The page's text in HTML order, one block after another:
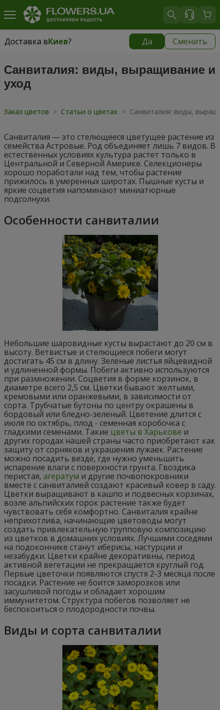
Доставка вКиев? Да Сменить
Доставка вКиев
Санвиталия: виды, выращивание и
уход
Заказ цветов > Статьи о цветах > Санвиталия: виды,
Санвиталия — это стелющееся цветущее растение из
семейства Астровые. Род объединяет лишь 7 видов. В
естественных условиях культура растет только в
Центральной и Северной Америке. Селекционеры
хорошо поработали над тем, чтобы растение
прижилось в умеренных широтах. Пышные кусты и
яркие соцветия напоминают миниатюрные
подсолнухи.
Особенности санвиталии
Небольшие шаровидные кусты вырастают до 20 см в
высоту. Ветвистые и стелющиеся побеги могут
достигать 45 см в длину. Зеленые листья яйцевидной
и удлиненной формы. Побеги активно используются
при размножении. Соцветия в форме корзинок, в
диаметре всего 2,5 см. Цветки бывают желтыми,
кремовыми или оранжевыми, в зависимости от
сорта. Трубчатые бутоны по центру окрашены в
бордовый или бледно-зеленый. Цветение длится с
июля по октябрь, плод - семенная коробочка с
гладкими семенами. Такие цветы в Харькове и
других городах нашей страны часто приобретают как
защиту от сорняков и украшения лужаек. Растение
можно посадить везде, где нужно уменьшить
испарение влаги с поверхности грунта. Гвоздика
перистая, агератум и другие почвопокровники
вместе с санвиталией создают красивый ковер в саду.
Цветки выращивают в кашпо и подвесных корзинах,
возле альпийских горок растение также будет
чувствовать себя комфортно. Санвиталия крайне
неприхотлива, начинающие цветоводы могут
создать привлекательную групповую композицию
из цветков в домашних условиях. Лучшими соседями
на подоконнике станут иберисы, настурции и
незабудки. Цветки крайне декоративны, период
активной вегетации не прекращается круглый год.
Первые цветочки появляются спустя 2-3 месяца после
посадки. Растение не боится заморозков или
засушливой погоды и обладает хорошим
иммунитетом. Структура побегов позволяет не
беспокоиться о плодородности почвы.
Виды и сорта санвиталии